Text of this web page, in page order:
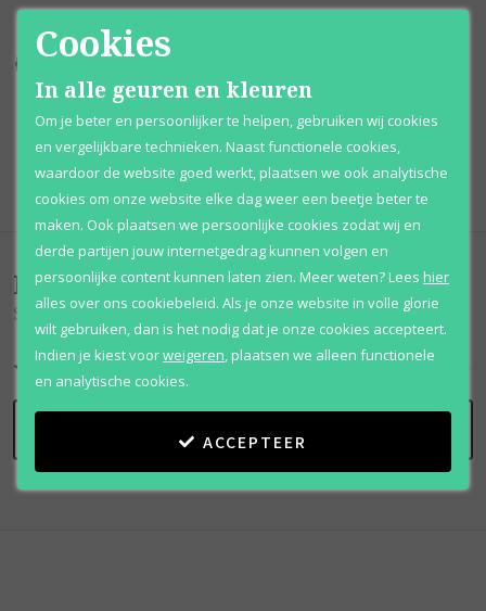
100% originele Afhalen mogelijk
Qshops Keurmerk
Beoordelingen(0)
Snow
SCHRIJF BEOORDELING
Cookies
In alle geuren en kleuren
Om je beter en persoonlijker te helpen, gebruiken wij cookies
en vergelijkbare technieken. Naast functionele cookies,
waardoor de website goed werkt, plaatsen we ook analytische
cookies om onze website elke dag weer een beetje beter te
maken. Ook plaatsen we persoonlijke cookies zodat wij en
derde partijen jouw internetgedrag kunnen volgen en
persoonlijke content kunnen laten zien. Meer weten?Lees hier
alles over ons cookiebeleid. Als je onze website in volle glorie
wilt gebruiken, dan is het nodig dat je onze cookies accepteert.
Indien je kiest voorweigeren,plaatsen we alleen functionele
en analytische cookies.
ACCEPTEER